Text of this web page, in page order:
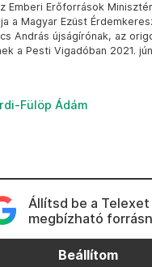
Emberi Erőforrások
a Magyar Ezüst
András újságírónak, az
a Pesti Vigadóban 2021.
Fülöp Ádám
Állítsd be a Telexet
megbízható
Beállítom